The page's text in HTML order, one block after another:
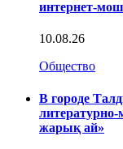
интернет-
10.08.26
Общество
В городе
жарық ай»